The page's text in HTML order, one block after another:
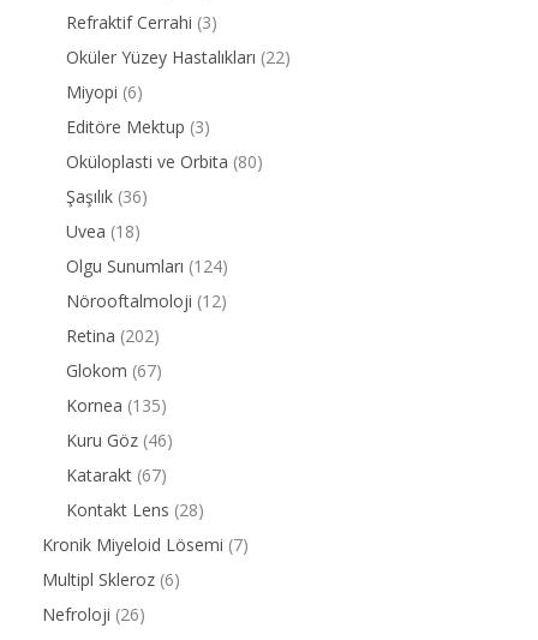
Refraktif Cerrahi (3)
Oküler Yüzey Hastalıkları (22)
Miyopi (6)
Editöre Mektup (3)
Oküloplasti ve Orbita (80)
Şaşılık (36)
Uvea (18)
Olgu Sunumları (124)
Nörooftalmoloji (12)
Retina (202)
Glokom (67)
Kornea (135)
Kuru Göz (46)
Katarakt (67)
Kontakt Lens (28)
Kronik Miyeloid Lösemi (7)
Multipl Skleroz (6)
Nefroloji (26)